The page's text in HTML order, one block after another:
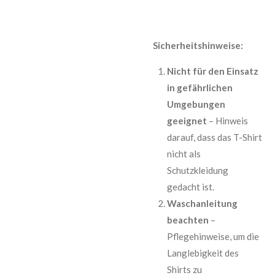
Sicherheitshinweise:
Nicht für den Einsatz
in gefährlichen
Umgebungen
geeignet – Hinweis
darauf, dass das T-Shirt
nicht als
Schutzkleidung
gedacht ist.
Waschanleitung
beachten –
Pflegehinweise, um die
Langlebigkeit des
Shirts zu